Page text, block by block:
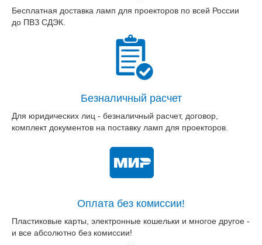
Бесплатная доставка ламп для проекторов по всей России
до ПВЗ СДЭК.
Безналичный расчет
Для юридических лиц - безналичный расчет, договор,
комплект документов на поставку ламп для проекторов.
Оплата без комиссии!
Пластиковые карты, электронные кошельки и многое другое -
и все абсолютно без комиссии!